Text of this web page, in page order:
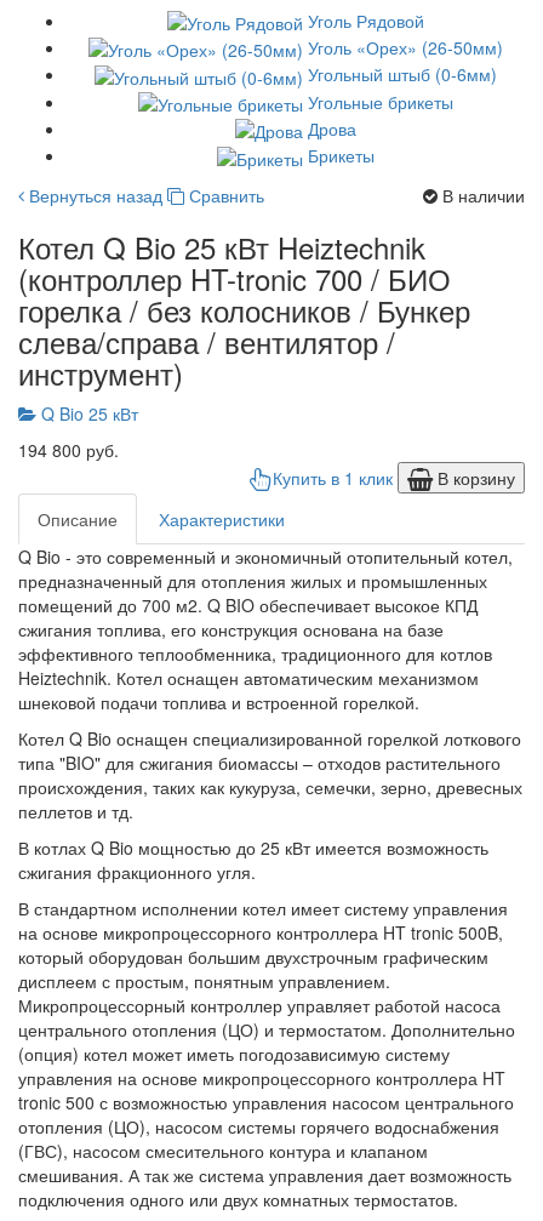
Уголь Рядовой
Уголь «Орех» (26-50мм)
Угольный штыб (0-6мм)
Угольные брикеты
Дрова
Брикеты
Вернуться назад
Сравнить В наличии
Котел Q Bio 25 кВт Heiztechnik
(контроллер HT-tronic 700 / БИО
горелка / без колосников / Бункер
слева/справа / вентилятор /
инструмент)
Q Bio 25 кВт
194 800 руб.
Купить в 1 клик
В корзину
Описание
Характеристики
Q Bio - это современный и экономичный отопительный котел,
предназначенный для отопления жилых и промышленных
помещений до 700 м2. Q BIO обеспечивает высокое КПД
сжигания топлива, его конструкция основана на базе
эффективного теплообменника, традиционного для котлов
Heiztechnik. Котел оснащен автоматическим механизмом
шнековой подачи топлива и встроенной горелкой.
Котел Q Bio оснащен специализированной горелкой лоткового
типа "BIO" для сжигания биомассы – отходов растительного
происхождения, таких как кукуруза, семечки, зерно, древесных
пеллетов и тд.
В котлах Q Bio мощностью до 25 кВт имеется возможность
сжигания фракционного угля.
В стандартном исполнении котел имеет систему управления
на основе микропроцессорного контроллера HT tronic 500B,
который оборудован большим двухстрочным графическим
дисплеем с простым, понятным управлением.
Микропроцессорный контроллер управляет работой насоса
центрального отопления (ЦО) и термостатом. Дополнительно
(опция) котел может иметь погодозависимую систему
управления на основе микропроцессорного контроллера HT
tronic 500 с возможностью управления насосом центрального
отопления (ЦО), насосом системы горячего водоснабжения
(ГВС), насосом смесительного контура и клапаном
смешивания. А так же система управления дает возможность
подключения одного или двух комнатных термостатов.